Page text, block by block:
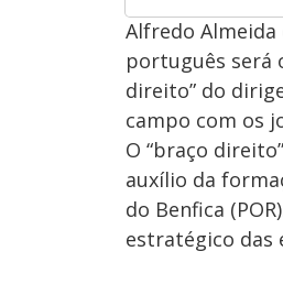
Alfredo
português será
direito” do
campo com os
O “braço
auxílio da
do Benfica
estratégico das